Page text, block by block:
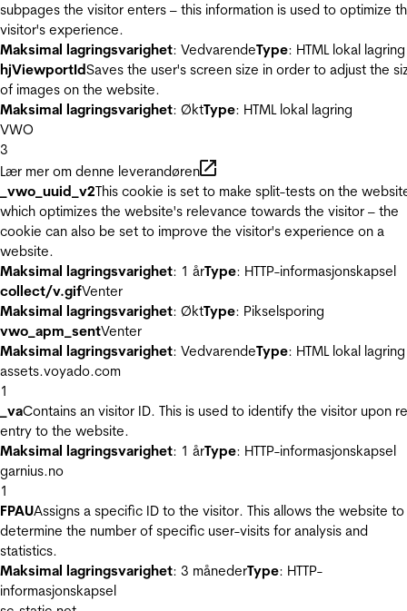
subpages the visitor enters – this information is used to optimize
visitor's experience.
Maksimal lagringsvarighet: VedvarendeType: HTML lokal lagring
hjViewportIdSaves the user's screen size in order to adjust the
of images on the website.
Maksimal lagringsvarighet: ØktType: HTML lokal lagring
VWO
3
Lær mer om denne leverandøren
_vwo_uuid_v2This cookie is set to make split-tests on the
which optimizes the website's relevance towards the visitor – the
cookie can also be set to improve the visitor's experience on a
website.
Maksimal lagringsvarighet: 1 årType: HTTP-informasjonskapsel
collect/v.gifVenter
Maksimal lagringsvarighet: ØktType: Pikselsporing
vwo_apm_sentVenter
Maksimal lagringsvarighet: VedvarendeType: HTML lokal lagring
assets.voyado.com
1
_vaContains an visitor ID. This is used to identify the visitor upon
entry to the website.
Maksimal lagringsvarighet: 1 årType: HTTP-informasjonskapsel
garnius.no
1
FPAUAssigns a specific ID to the visitor. This allows the website to
determine the number of specific user-visits for analysis and
statistics.
Maksimal lagringsvarighet: 3 månederType: HTTP-
informasjonskapsel